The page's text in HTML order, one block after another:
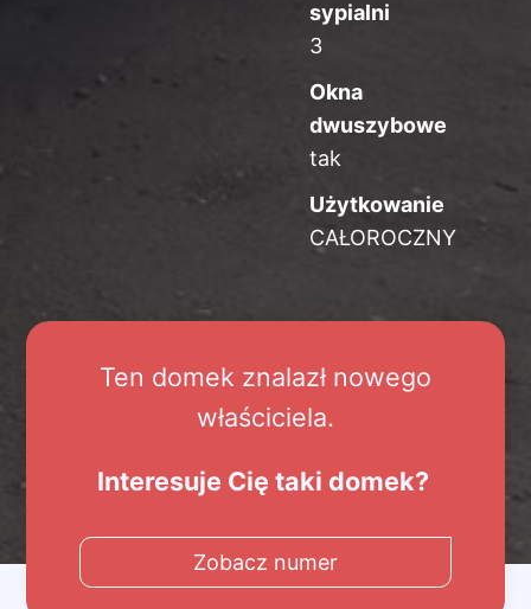
Ten domek znalazł nowego
właściciela.
Interesuje Cię taki domek?
Zobacz numer
sypialni
3
Okna
dwuszybowe
tak
Użytkowanie
CAŁOROCZNY